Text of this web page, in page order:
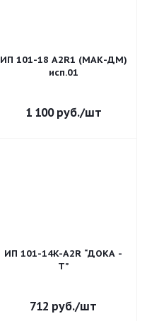
ИП 101-18 A2R1 (МАК-ДМ)
исп.01
1 100руб./шт
ИП 101-14K-A2R “ДОКА -
Т”
712 руб./шт